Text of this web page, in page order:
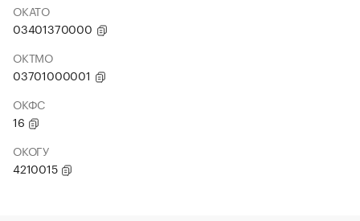
ОКАТО
03401370000
ОКТМО
03701000001
ОКФС
16
ОКОГУ
4210015